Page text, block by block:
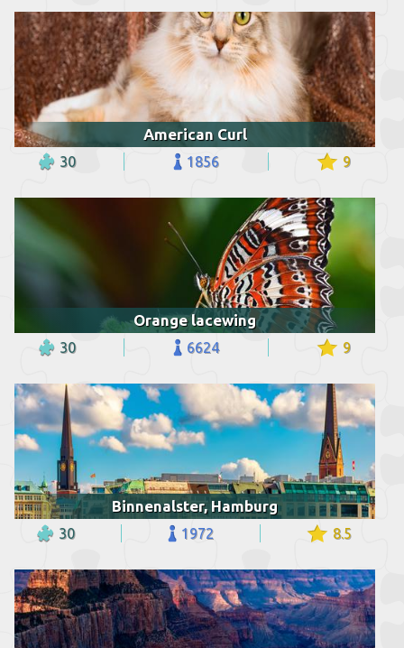
American Curl
30 1856 9
Orange lacewing
30 6624 9
Binnenalster, Hamburg
30 1972 8.5